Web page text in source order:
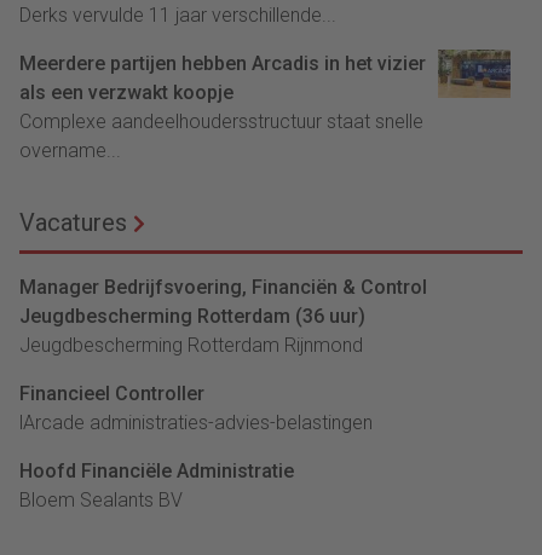
Derks vervulde 11 jaar verschillende...
Meerdere partijen hebben Arcadis in het vizier
als een verzwakt koopje
Complexe aandeelhoudersstructuur staat snelle
overname...
Vacatures
Manager Bedrijfsvoering, Financiën & Control
Jeugdbescherming Rotterdam (36 uur)
Jeugdbescherming Rotterdam Rijnmond
Financieel Controller
lArcade administraties-advies-belastingen
Hoofd Financiële Administratie
Bloem Sealants BV